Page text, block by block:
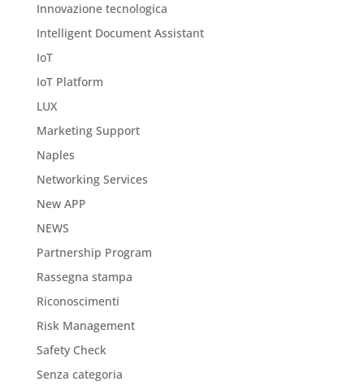
Innovazione tecnologica
Intelligent Document Assistant
IoT
IoT Platform
LUX
Marketing Support
Naples
Networking Services
New APP
NEWS
Partnership Program
Rassegna stampa
Riconoscimenti
Risk Management
Safety Check
Senza categoria